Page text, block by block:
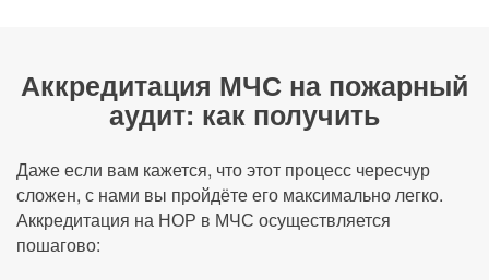
Аккредитация МЧС на пожарный
аудит: как получить
Даже если вам кажется, что этот процесс чересчур
сложен, с нами вы пройдёте его максимально легко.
Аккредитация на НОР в МЧС осуществляется
пошагово: